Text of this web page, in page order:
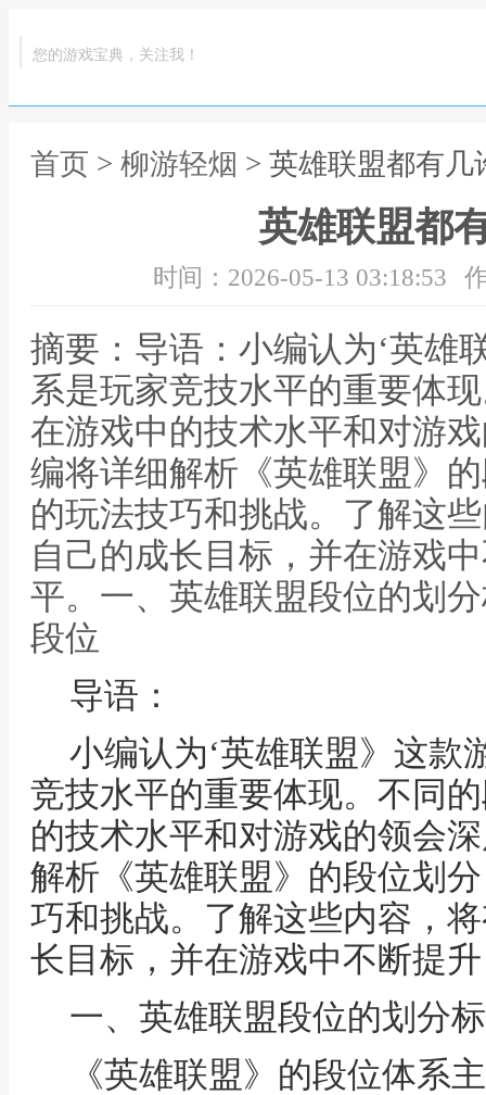
您的游戏宝典，关注我！
首页 > 柳游轻烟 > 英雄联盟都有几
英雄联盟都
时间：2026-05-13 03:18:53
摘要：导语：小编认为‘英雄
系是玩家竞技水平的重要体
在游戏中的技术水平和对游
编将详细解析《英雄联盟》
的玩法技巧和挑战。了解这
自己的成长目标，并在游戏
平。一、英雄联盟段位的划
段位
导语：
小编认为‘英雄联盟》这款
竞技水平的重要体现。不同
的技术水平和对游戏的领会
解析《英雄联盟》的段位划
巧和挑战。了解这些内容，
长目标，并在游戏中不断提
一、英雄联盟段位的划分
《英雄联盟》的段位体系